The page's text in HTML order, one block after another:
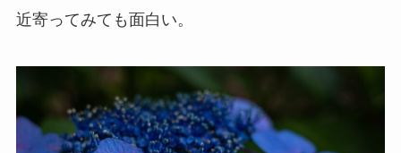
近寄ってみても面白い。